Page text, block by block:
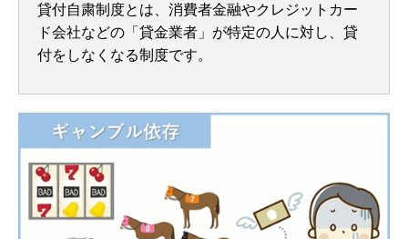
貸付自粛制度とは、消費者金融やクレジットカー
ド会社などの「貸金業者」が特定の人に対し、貸
付をしなくなる制度です。